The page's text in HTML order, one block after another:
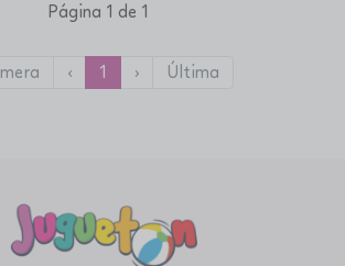
Página 1 de 1
‹ 1 › Última